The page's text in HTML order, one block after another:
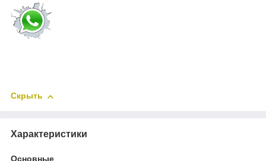
Скрыть
Характеристики
Основные